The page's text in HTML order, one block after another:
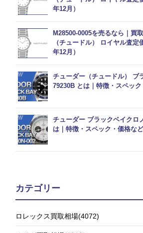
年12月）
M28500-0005を売るなら｜買
（チュードル） ロイヤル査定
年12月）
チューダー（チュードル） ブ
79230B とは｜特徴・スペッ
チューダー ブラックベイクロ
は｜特徴・スペック・価格な
カテゴリー
ロレックス買取相場(4072)